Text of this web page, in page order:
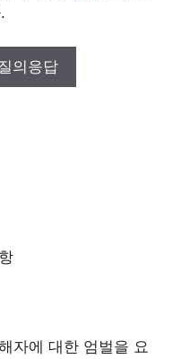
의응답
자에 대한 엄벌을 요